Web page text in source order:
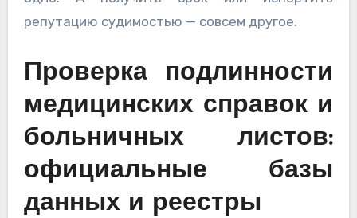
репутацию судимостью — совсем другое.
Проверка подлинности
медицинских справок и
больничных листов:
официальные базы
данных и реестры